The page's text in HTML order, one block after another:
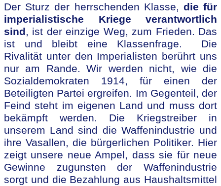
Der Sturz der herrschenden Klasse, die für
imperialistische Kriege verantwortlich
sind, ist der einzige Weg, zum Frieden. Das
ist und bleibt eine Klassenfrage. Die
Rivalität unter den Imperialisten berührt uns
nur am Rande. Wir werden nicht, wie die
Sozialdemokraten 1914, für einen der
Beteiligten Partei ergreifen. Im Gegenteil, der
Feind steht im eigenen Land und muss dort
bekämpft werden. Die Kriegstreiber in
unserem Land sind die Waffenindustrie und
ihre Vasallen, die bürgerlichen Politiker. Hier
zeigt unsere neue Ampel, dass sie für neue
Gewinne zugunsten der Waffenindustrie
sorgt und die Bezahlung aus Haushaltsmittel